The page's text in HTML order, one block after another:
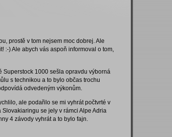
prostě v tom nejsem moc dobrej. Ale
:-) Ale abych vás aspoň informoval o tom,
Superstock 1000 sešla opravdu výborná
s technikou a to bylo občas trochu
odvedeným výkonům.
ale podařilo se mi vyhrát počtvrté v
se jely v rámci Alpe Adria
4 závody vyhrát a to bylo fajn.